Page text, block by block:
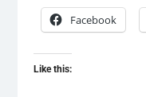
Facebook
Like this: